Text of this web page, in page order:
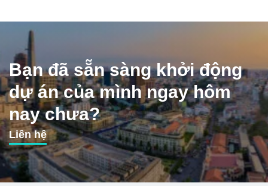
Bạn đã sẵn sàng khởi động
dự án của mình ngay hôm
nay chưa?
Liên hệ